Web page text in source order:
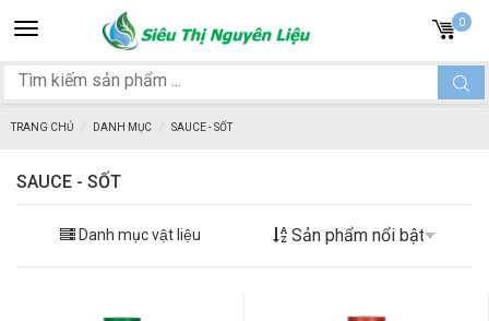
Toggle
navigation
0
TRANG CHỦ DANH MỤC SAUCE - SỐT
SAUCE - SỐT
Danh mục vật liệu